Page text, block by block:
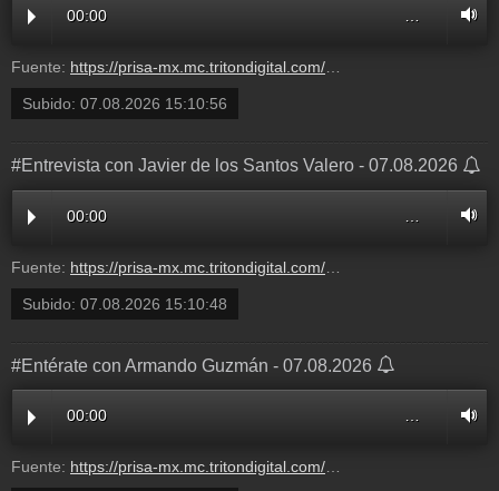
00:00
Fuente: https://prisa-mx.mc.tritondigital.com/ASI_LAS_COSAS_CON_CARLOS_LORET_DE_MOLA_W_RADIO_1204_P/media/play/audios/2026/8/7/111RD380000000191858.mp3?dest=asi_las_cosas_con_carlos_loret_de_mola
Subido: 07.08.2026 15:10:56
#Entrevista con Javier de los Santos Valero - 07.08.2026
00:00
Fuente: https://prisa-mx.mc.tritondigital.com/ASI_LAS_COSAS_CON_CARLOS_LORET_DE_MOLA_W_RADIO_1204_P/media/play/audios/2026/8/7/111RD380000000191857.mp3?dest=asi_las_cosas_con_carlos_loret_de_mola
Subido: 07.08.2026 15:10:48
#Entérate con Armando Guzmán - 07.08.2026
00:00 …
Fuente: https://prisa-mx.mc.tritondigital.com/ASI_LAS_COSAS_CON_CARLOS_LORET_DE_MOLA_W_RADIO_1204_P/media/play/audios/2026/8/7/111RD380000000191850.mp3?dest=asi_las_cosas_con_carlos_loret_de_mola